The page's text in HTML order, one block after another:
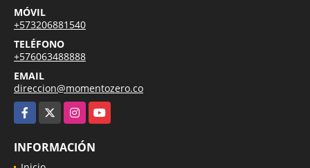
MÓVIL
+573206881540
TELÉFONO
+576063488888
EMAIL
direccion@momentozero.co
Facebook
InstagramYouTube
INFORMACIÓN